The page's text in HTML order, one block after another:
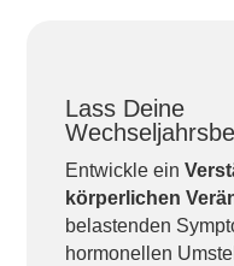
Lass Deine
Entwickle ein
körperlichen
belastenden
hormonellen